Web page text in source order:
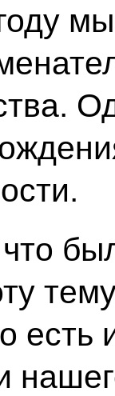
есть